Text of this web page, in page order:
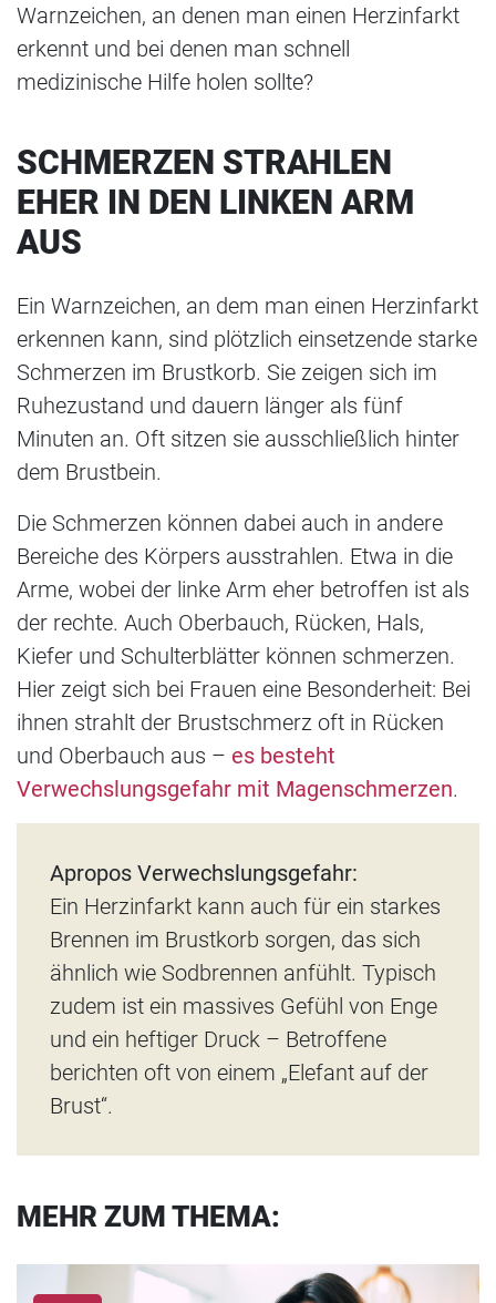
Warnzeichen, an denen man einen Herzinfarkt
erkennt und bei denen man schnell
medizinische Hilfe holen sollte?
SCHMERZEN STRAHLEN
EHER IN DEN LINKEN ARM
AUS
Ein Warnzeichen, an dem man einen Herzinfarkt
erkennen kann, sind plötzlich einsetzende starke
Schmerzen im Brustkorb. Sie zeigen sich im
Ruhezustand und dauern länger als fünf
Minuten an. Oft sitzen sie ausschließlich hinter
dem Brustbein.
Die Schmerzen können dabei auch in andere
Bereiche des Körpers ausstrahlen. Etwa in die
Arme, wobei der linke Arm eher betroffen ist als
der rechte. Auch Oberbauch, Rücken, Hals,
Kiefer und Schulterblätter können schmerzen.
Hier zeigt sich bei Frauen eine Besonderheit: Bei
ihnen strahlt der Brustschmerz oft in Rücken
und Oberbauch aus – es besteht
Verwechslungsgefahr mit Magenschmerzen.
Apropos Verwechslungsgefahr:
Ein Herzinfarkt kann auch für ein starkes
Brennen im Brustkorb sorgen, das sich
ähnlich wie Sodbrennen anfühlt. Typisch
zudem ist ein massives Gefühl von Enge
und ein heftiger Druck – Betroffene
berichten oft von einem „Elefant auf der
Brust“.
MEHR ZUM THEMA: